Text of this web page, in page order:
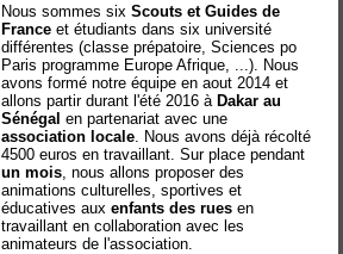
Nous sommes sixScouts et Guides de
France et étudiants dans six université
différentes (classe prépatoire, Sciences po
Paris programme Europe Afrique, ...). Nous
avons formé notre équipe en aout 2014 et
allons partir durant l'été 2016 àDakar au
Sénégal en partenariat avec une
association locale . Nous avons déjà récolté
4500 euros en travaillant. Sur place pendant
un mois , nous allons proposer des
animations culturelles, sportives et
éducatives auxenfants des rues en
travaillant en collaboration avec les
animateurs de l'association.